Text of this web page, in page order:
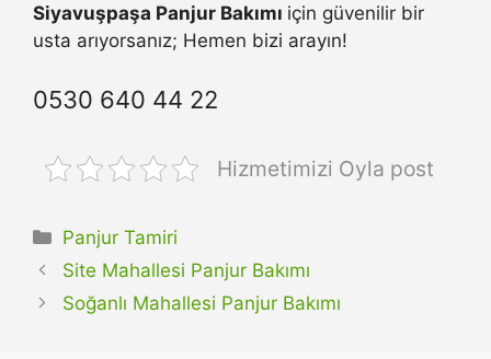
Siyavuşpaşa Panjur Bakımı için güvenilir bir
usta arıyorsanız; Hemen bizi arayın!
0530 640 44 22
Hizmetimizi Oyla post
Kategoriler
Panjur Tamiri
Site Mahallesi Panjur Bakımı
Soğanlı Mahallesi Panjur Bakımı